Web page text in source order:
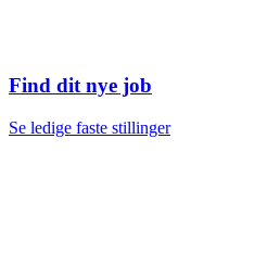
Find dit nye job
Se ledige faste stillinger